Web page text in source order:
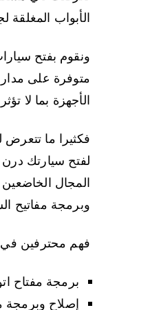
برمجة مفتاح
إصلاح سويتش
إصلاح مفاتيح
كشف كمبيوتر
بنشر الاحمدي
بنشر حولي
بنشر الفروانية
بنشر مبارك
لعمل أحدث أنواع